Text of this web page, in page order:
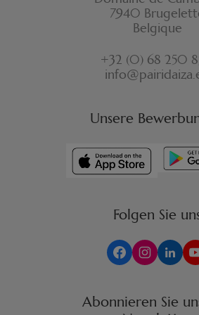
7940
Belgique
+32 (0) 68 250
Unsere
Folgen Sie
Abonnieren Sie